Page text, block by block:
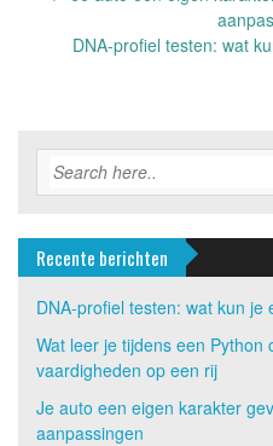
DNA-profiel testen: wat
Recente berichten
DNA-profiel testen: wat kun je
Wat leer je tijdens een Python
vaardigheden op een rij
Je auto een eigen karakter
aanpassingen